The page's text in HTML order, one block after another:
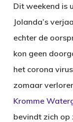
Dit weekend is
Jolanda’s
echter de
kon geen
het corona
zomaar
Kromme
bevindt zich op